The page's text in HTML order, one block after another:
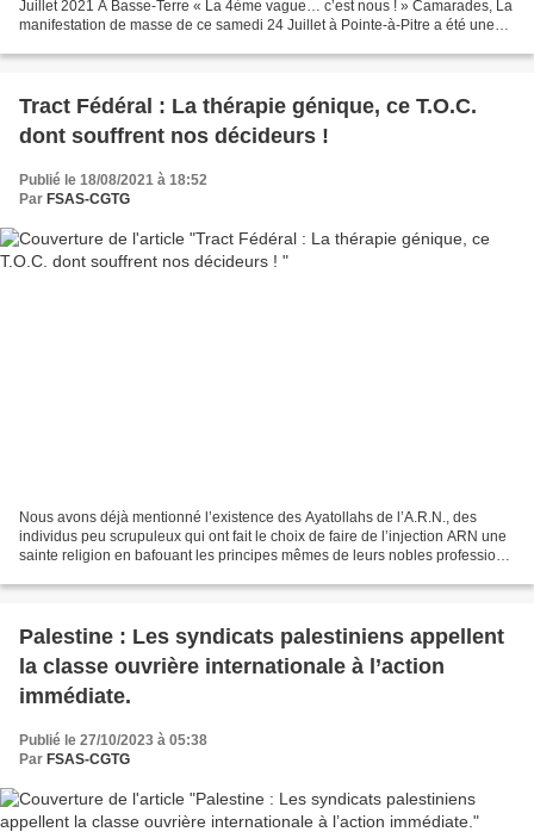
Juillet 2021 A Basse-Terre « La 4ème vague… c’est nous ! » Camarades, La
manifestation de masse de ce samedi 24 Juillet à Pointe-à-Pitre a été une
Tract Fédéral : La thérapie génique, ce T.O.C.
dont souffrent nos décideurs !
Publié le 18/08/2021 à 18:52
Par FSAS-CGTG
Nous avons déjà mentionné l’existence des Ayatollahs de l’A.R.N., des
individus peu scrupuleux qui ont fait le choix de faire de l’injection ARN une
sainte religion en bafouant les principes mêmes de leurs nobles professions,
Palestine : Les syndicats palestiniens appellent
la classe ouvrière internationale à l’action
immédiate.
Publié le 27/10/2023 à 05:38
Par FSAS-CGTG